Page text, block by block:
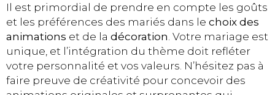
Il est primordial de prendre en compte les goûts
et les préférences des mariés dans le choix des
animations et de la décoration . Votre mariage est
unique, et l’intégration du thème doit refléter
votre personnalité et vos valeurs. N’hésitez pas à
faire preuve de créativité pour concevoir des